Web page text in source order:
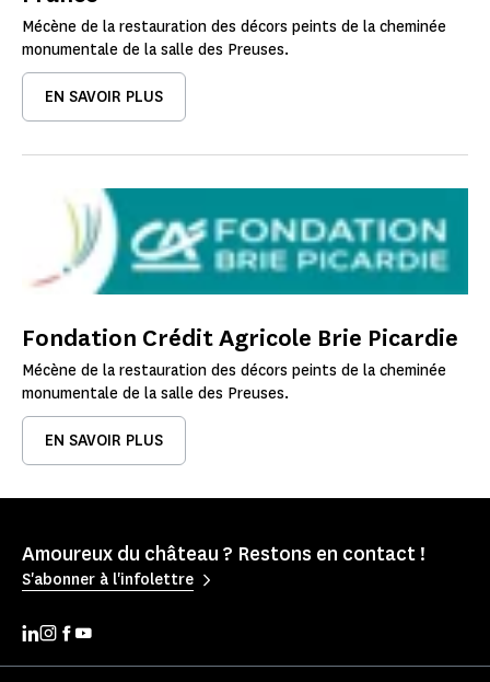
Mécène de la restauration des décors peints de la cheminée
monumentale de la salle des Preuses.
EN SAVOIR PLUS
Fondation Crédit Agricole Brie Picardie
Mécène de la restauration des décors peints de la cheminée
monumentale de la salle des Preuses.
EN SAVOIR PLUS
Amoureux du château ? Restons en contact !
S'abonner à l'infolettre